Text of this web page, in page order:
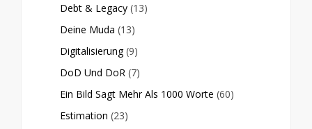
Debt & Legacy (13)
Deine Muda (13)
Digitalisierung (9)
DoD Und DoR (7)
Ein Bild Sagt Mehr Als 1000 Worte (60)
Estimation (23)